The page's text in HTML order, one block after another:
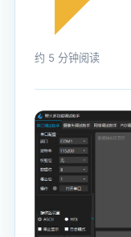
约 5 分钟阅读